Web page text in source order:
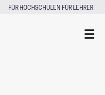
FÜR HOCHSCHULEN|FÜR LEHRER